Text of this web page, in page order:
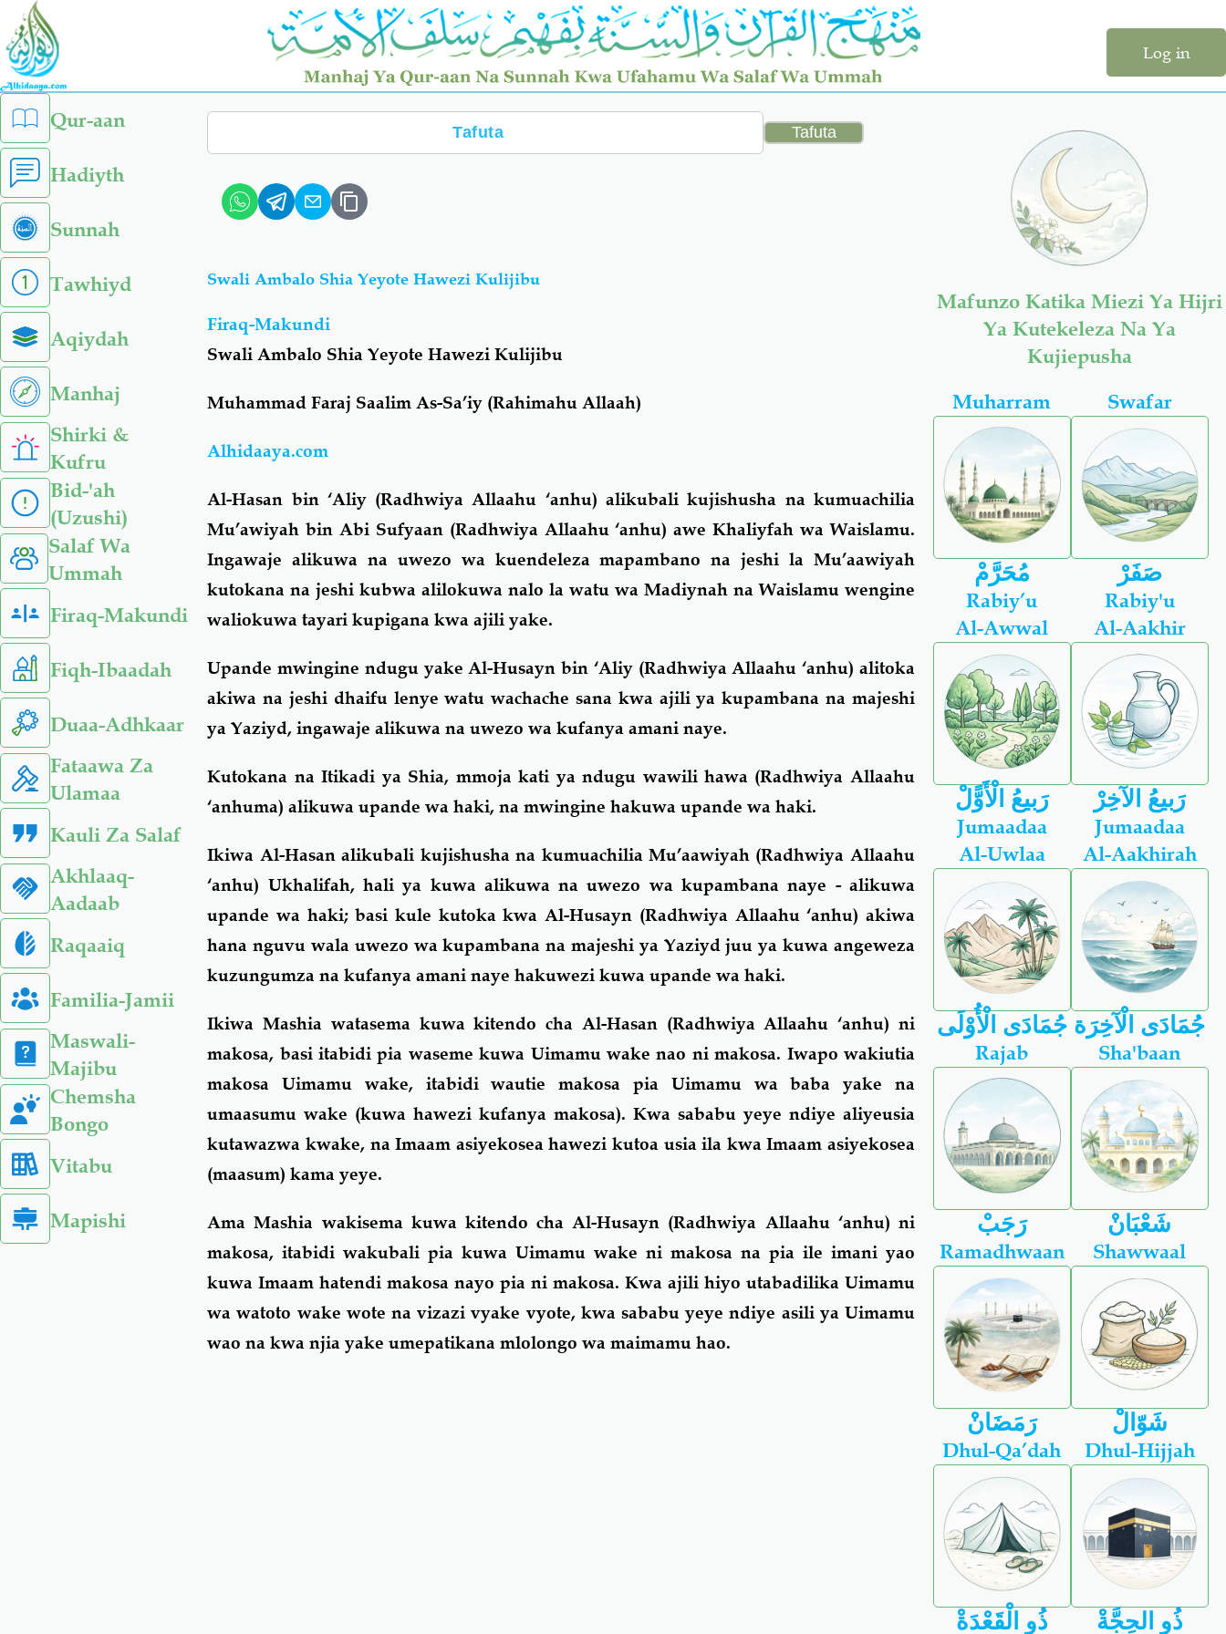
Skip
main
content
Log in
left
sidebar
menu
Qur-aan
Hadiyth
Sunnah
Tawhiyd
Aqiydah
Manhaj
Shirki &
Kufru
Bid-'ah
(Uzushi)
Salaf Wa
Ummah
Firaq-Makundi
Fiqh-Ibaadah
Duaa-Adhkaar
Fataawa Za
Ulamaa
Kauli Za Salaf
Akhlaaq-
Aadaab
Raqaaiq
Familia-Jamii
Maswali-
Majibu
Chemsha
Bongo
Vitabu
Mapishi
Search
Swali Ambalo Shia Yeyote Hawezi Kulijibu
Firaq-Makundi
Swali Ambalo Shia Yeyote Hawezi Kulijibu
Muhammad Faraj Saalim As-Sa’iy (Rahimahu Allaah)
Alhidaaya.com
Al-Hasan bin ‘Aliy (Radhwiya Allaahu ‘anhu) alikubali kujishusha na kumuachilia
Mu’awiyah bin Abi Sufyaan (Radhwiya Allaahu ‘anhu) awe Khaliyfah wa Waislamu.
Ingawaje alikuwa na uwezo wa kuendeleza mapambano na jeshi la Mu’aawiyah
kutokana na jeshi kubwa alilokuwa nalo la watu wa Madiynah na Waislamu wengine
waliokuwa tayari kupigana kwa ajili yake.
Upande mwingine ndugu yake Al-Husayn bin ‘Aliy (Radhwiya Allaahu ‘anhu) alitoka
akiwa na jeshi dhaifu lenye watu wachache sana kwa ajili ya kupambana na majeshi
ya Yaziyd, ingawaje alikuwa na uwezo wa kufanya amani naye.
Kutokana na Itikadi ya Shia, mmoja kati ya ndugu wawili hawa (Radhwiya Allaahu
‘anhuma) alikuwa upande wa haki, na mwingine hakuwa upande wa haki.
Ikiwa Al-Hasan alikubali kujishusha na kumuachilia Mu’aawiyah (Radhwiya Allaahu
‘anhu) Ukhalifah, hali ya kuwa alikuwa na uwezo wa kupambana naye - alikuwa
upande wa haki; basi kule kutoka kwa Al-Husayn (Radhwiya Allaahu ‘anhu) akiwa
hana nguvu wala uwezo wa kupambana na majeshi ya Yaziyd juu ya kuwa angeweza
kuzungumza na kufanya amani naye hakuwezi kuwa upande wa haki.
Ikiwa Mashia watasema kuwa kitendo cha Al-Hasan (Radhwiya Allaahu ‘anhu) ni
makosa, basi itabidi pia waseme kuwa Uimamu wake nao ni makosa. Iwapo wakiutia
makosa Uimamu wake, itabidi wautie makosa pia Uimamu wa baba yake na
umaasumu wake (kuwa hawezi kufanya makosa). Kwa sababu yeye ndiye aliyeusia
kutawazwa kwake, na Imaam asiyekosea hawezi kutoa usia ila kwa Imaam asiyekosea
(maasum) kama yeye.
Ama Mashia wakisema kuwa kitendo cha Al-Husayn (Radhwiya Allaahu ‘anhu) ni
makosa, itabidi wakubali pia kuwa Uimamu wake ni makosa na pia ile imani yao
kuwa Imaam hatendi makosa nayo pia ni makosa. Kwa ajili hiyo utabadilika Uimamu
wa watoto wake wote na vizazi vyake vyote, kwa sababu yeye ndiye asili ya Uimamu
wao na kwa njia yake umepatikana mlolongo wa maimamu hao.
Mafunzo Katika Miezi Ya Hijri
Ya Kutekeleza Na Ya
Kujiepusha
Muharram
مُحَرَّمْ
Swafar
صَفَرْ
Rabiy’u
Al-Awwal
رَبيعُ الْأَوًّلْ
Rabiy'u
Al-Aakhir
رَبيعُ الآخِرْ
Jumaadaa
Al-Uwlaa
جُمَادَى الْأُوْلَى
Jumaadaa
Al-Aakhirah
جُمَادَى الْآخِرَة
Rajab
رَجَبْ
Sha'baan
شَعْبَانْ
Ramadhwaan
رَمَضَانْ
Shawwaal
شَوّالْ
Dhul-Qa’dah
ذُو الْقَعْدَةْ
Dhul-Hijjah
ذُو الحِجَّةْ